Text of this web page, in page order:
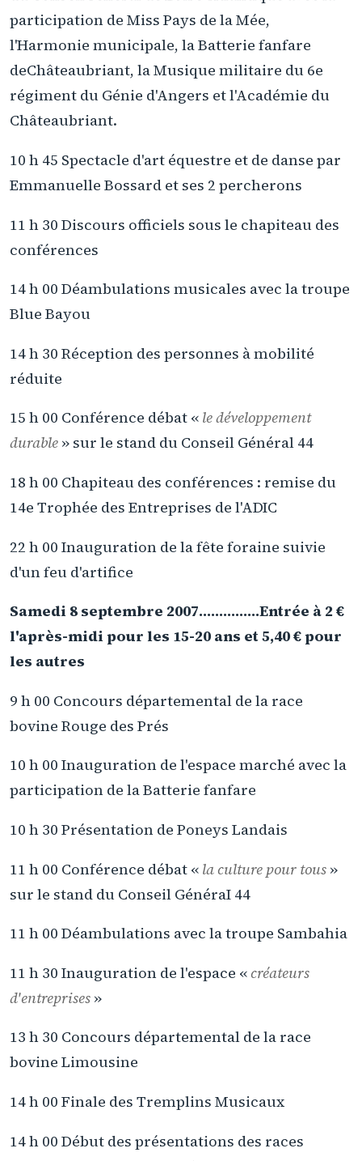
participation de Miss Pays de la Mée,
l'Harmonie municipale, la Batterie fanfare
deChâteaubriant, la Musique militaire du 6e
régiment du Génie d'Angers et l'Académie du
Châteaubriant.
10 h 45 Spectacle d'art équestre et de danse par
Emmanuelle Bossard et ses 2 percherons
11 h 30 Discours officiels sous le chapiteau des
conférences
14 h 00 Déambulations musicales avec la troupe
Blue Bayou
14 h 30 Réception des personnes à mobilité
réduite
15 h 00 Conférence débat « le développement
durable » sur le stand du Conseil Général 44
18 h 00 Chapiteau des conférences : remise du
14e Trophée des Entreprises de l'ADIC
22 h 00 Inauguration de la fête foraine suivie
d'un feu d'artifice
Samedi 8 septembre 2007…………...Entrée à 2 €
l'après-midi pour les 15-20 ans et 5,40 € pour
les autres
9 h 00 Concours départemental de la race
bovine Rouge des Prés
10 h 00 Inauguration de l'espace marché avec la
participation de la Batterie fanfare
10 h 30 Présentation de Poneys Landais
11 h 00 Conférence débat « la culture pour tous »
sur le stand du Conseil GénéraI 44
11 h 00 Déambulations avec la troupe Sambahia
11 h 30 Inauguration de l'espace « créateurs
d'entreprises »
13 h 30 Concours départemental de la race
bovine Limousine
14 h 00 Finale des Tremplins Musicaux
14 h 00 Début des présentations des races